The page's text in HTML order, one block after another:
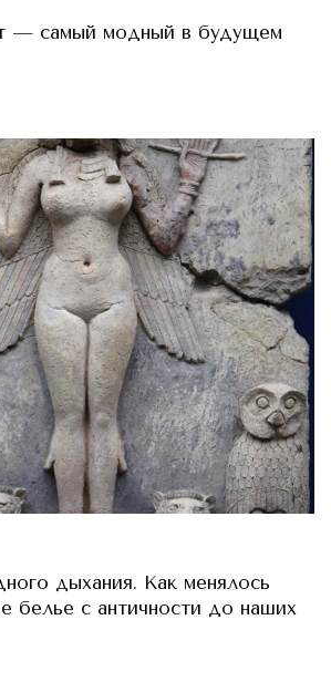
— самый модный в будущем
дыхания. Как менялось
белье с античности до наших